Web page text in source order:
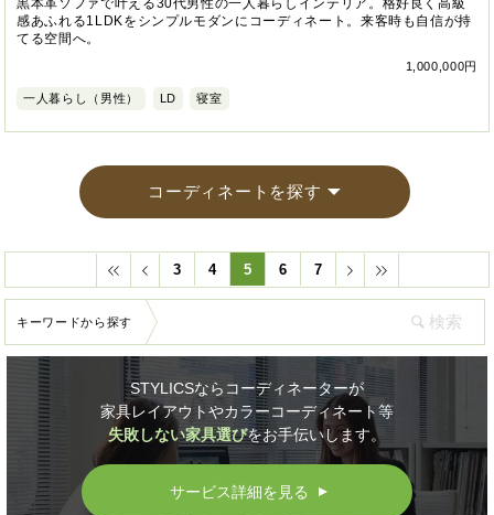
黒本革ソファで叶える30代男性の一人暮らしインテリア。格好良く高級
感あふれる1LDKをシンプルモダンにコーディネート。来客時も自信が持
てる空間へ。
1,000,000円
一人暮らし（男性） LD 寝室
コーディネートを探す
3 4 5 6 7
キーワードから探す
STYLICSならコーディネーターが
家具レイアウトやカラーコーディネート等
失敗しない家具選びをお手伝いします。
サービス詳細を見る ▲